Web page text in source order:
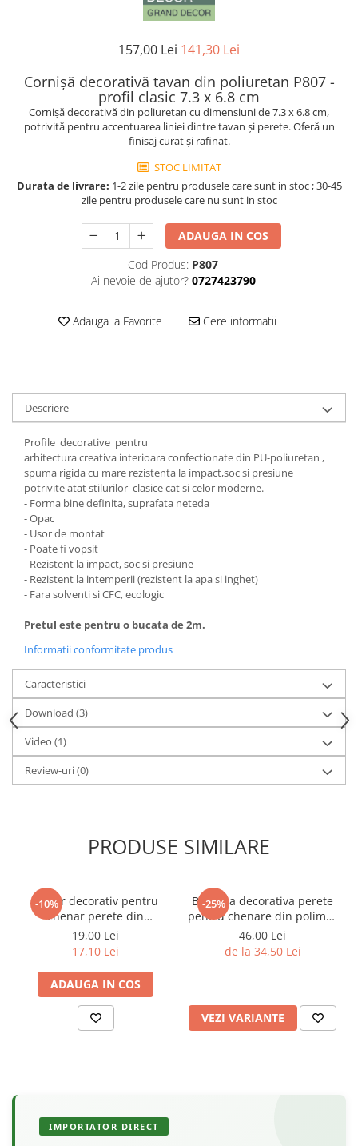
Profile decorative din polimer rigid
Brauri decorative din polimer rigid
si coltare
Plinte decorative din polimer rigid
Rozete decorative
157,00 Lei 141,30 Lei
Cornișă decorativă tavan din poliuretan P807 -
profil clasic 7.3 x 6.8 cm
Cornișă decorativă din poliuretan cu dimensiuni de 7.3 x 6.8 cm,
potrivită pentru accentuarea liniei dintre tavan și perete. Oferă un
finisaj curat și rafinat.
STOC LIMITAT
Durata de livrare: 1-2 zile pentru produsele care sunt in stoc ; 30-45
zile pentru produsele care nu sunt in stoc
ADAUGA IN COS
Cod Produs: P807
Ai nevoie de ajutor? 0727423790
Adauga la Favorite Cere informatii
Descriere
Profile decorative pentru
arhitectura creativa interioara confectionate din PU-poliuretan ,
spuma rigida cu mare rezistenta la impact,soc si presiune
potrivite atat stilurilor clasice cat si celor moderne.
- Forma bine definita, suprafata neteda
- Opac
- Usor de montat
- Poate fi vopsit
- Rezistent la impact, soc si presiune
- Rezistent la intemperii (rezistent la apa si inghet)
- Fara solventi si CFC, ecologic
Pretul este pentru o bucata de 2m.
Informatii conformitate produs
Caracteristici
Download (3)
Video (1)
Review-uri(0)
PRODUSE SIMILARE
-10%
Coltar decorativ pentru
chenar perete din
poliuretan 10.7 x 10.7 cm -
HCR502-3
19,00 Lei
17,10 Lei
ADAUGA IN COS
-25%
Bagheta decorativa perete
pentru chenare din polimer
rigid 3.2 x 1.6 cm - HCR502
46,00 Lei
de la 34,50 Lei
VEZI VARIANTE
IMPORTATOR DIRECT